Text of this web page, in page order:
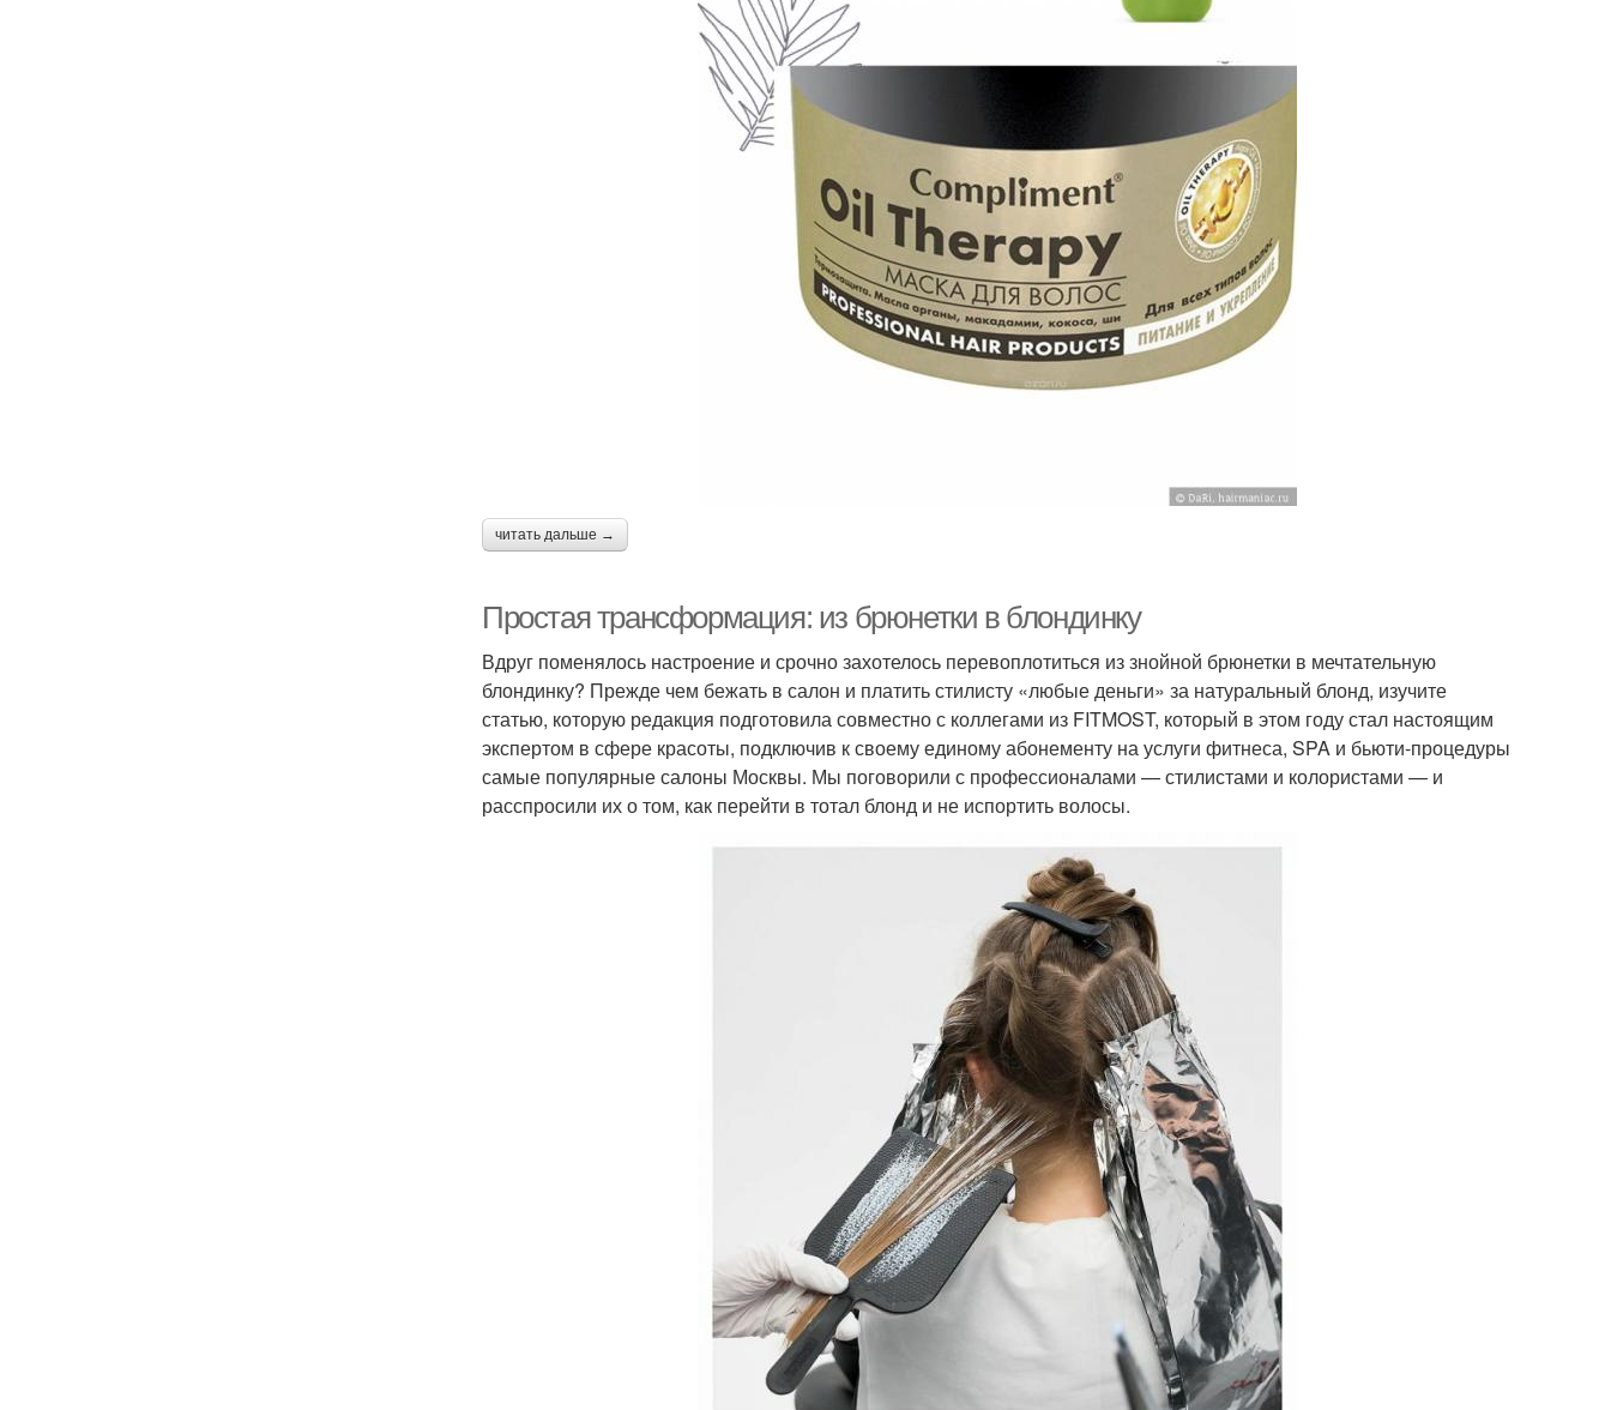
читать дальше →
Простая трансформация: из брюнетки в блондинку
Вдруг поменялось настроение и срочно захотелось перевоплотиться из знойной брюнетки в мечтательную
блондинку? Прежде чем бежать в салон и платить стилисту «любые деньги» за натуральный блонд, изучите
статью, которую редакция подготовила совместно с коллегами из FITMOST, который в этом году стал настоящим
экспертом в сфере красоты, подключив к своему единому абонементу на услуги фитнеса, SPA и бьюти-процедуры
самые популярные салоны Москвы. Мы поговорили с профессионалами — стилистами и колористами — и
расспросили их о том, как перейти в тотал блонд и не испортить волосы.